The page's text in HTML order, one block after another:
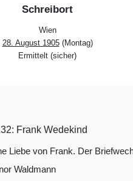
Schreibort
Wien
28. August 1905(Montag)
Ermittelt (sicher)
Frank Wedekind
Liebe von Frank. Der
Waldmann